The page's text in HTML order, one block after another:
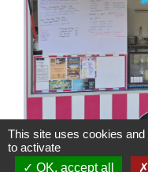
Food Truck
This site uses cookies
to activate
OK, accept all